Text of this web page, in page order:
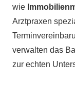
wie
Arztpraxen
verwalten das
zur echten